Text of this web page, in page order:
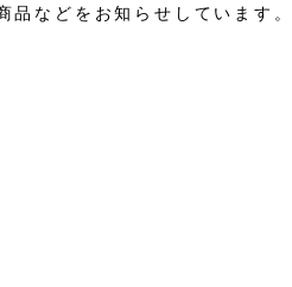
などをお知らせしています。